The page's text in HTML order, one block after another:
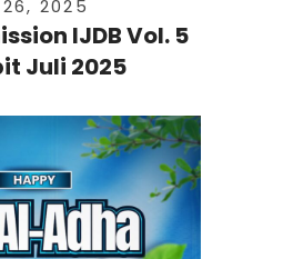
2025
IJDB Vol. 5
Juli 2025